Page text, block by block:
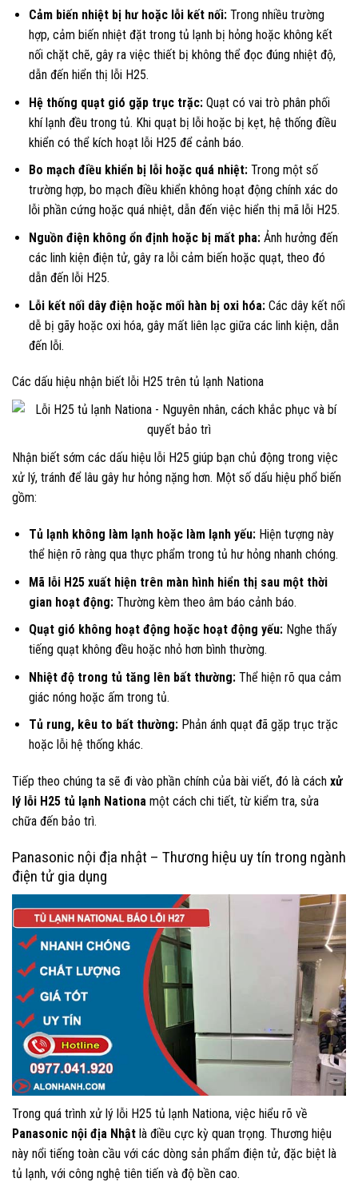
Cảm biến nhiệt bị hư hoặc lỗi kết nối:Trong nhiều trường
hợp, cảm biến nhiệt đặt trong tủ lạnh bị hỏng hoặc không kết
nối chặt chẽ, gây ra việc thiết bị không thể đọc đúng nhiệt độ,
dẫn đến hiển thị lỗi H25.
Hệ thống quạt gió gặp trục trặc:Quạt có vai trò phân phối
khí lạnh đều trong tủ. Khi quạt bị lỗi hoặc bị kẹt, hệ thống điều
khiển có thể kích hoạt lỗi H25 để cảnh báo.
Bo mạch điều khiển bị lỗi hoặc quá nhiệt:Trong một số
trường hợp, bo mạch điều khiển không hoạt động chính xác do
lỗi phần cứng hoặc quá nhiệt, dẫn đến việc hiển thị mã lỗi H25.
Nguồn điện không ổn định hoặc bị mất pha:Ảnh hưởng đến
các linh kiện điện tử, gây ra lỗi cảm biến hoặc quạt, theo đó
dẫn đến lỗi H25.
Lỗi kết nối dây điện hoặc mối hàn bị oxi hóa:Các dây kết nối
dễ bị gãy hoặc oxi hóa, gây mất liên lạc giữa các linh kiện, dẫn
đến lỗi.
Các dấu hiệu nhận biết lỗi H25 trên tủ lạnh Nationa
Nhận biết sớm các dấu hiệu lỗi H25 giúp bạn chủ động trong việc
xử lý, tránh để lâu gây hư hỏng nặng hơn. Một số dấu hiệu phổ biến
gồm:
Tủ lạnh không làm lạnh hoặc làm lạnh yếu:Hiện tượng này
thể hiện rõ ràng qua thực phẩm trong tủ hư hỏng nhanh chóng.
Mã lỗi H25 xuất hiện trên màn hình hiển thị sau một thời
gian hoạt động:Thường kèm theo âm báo cảnh báo.
Quạt gió không hoạt động hoặc hoạt động yếu:Nghe thấy
tiếng quạt không đều hoặc nhỏ hơn bình thường.
Nhiệt độ trong tủ tăng lên bất thường:Thể hiện rõ qua cảm
giác nóng hoặc ấm trong tủ.
Tủ rung, kêu to bất thường:Phản ánh quạt đã gặp trục trặc
hoặc lỗi hệ thống khác.
Tiếp theo chúng ta sẽ đi vào phần chính của bài viết, đó là cách xử
lý lỗi H25 tủ lạnh Nationa một cách chi tiết, từ kiểm tra, sửa
chữa đến bảo trì.
Panasonic nội địa nhật – Thương hiệu uy tín trong ngành
điện tử gia dụng
Trong quá trình xử lý lỗi H25 tủ lạnh Nationa, việc hiểu rõ về
Panasonic nội địa Nhật là điều cực kỳ quan trọng. Thương hiệu
này nổi tiếng toàn cầu với các dòng sản phẩm điện tử, đặc biệt là
tủ lạnh, với công nghệ tiên tiến và độ bền cao.